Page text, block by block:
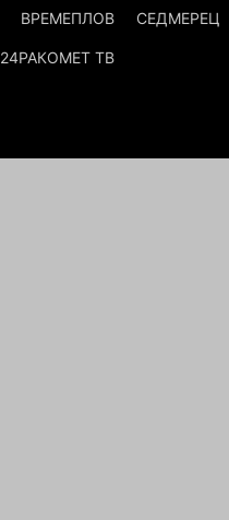
ВРЕМЕПЛОВ СЕДМЕРЕЦ
24РАКОМЕТ ТВ